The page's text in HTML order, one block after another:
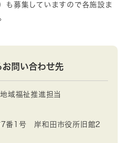
も募集していますので各施設ま
お問い合わせ先
地域福祉推進担当
7番1号 岸和田市役所旧館2